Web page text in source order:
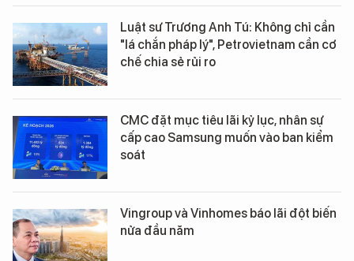
Luật sư Trương Anh Tú: Không chỉ cần
"lá chắn pháp lý", Petrovietnam cần cơ
chế chia sẻ rủi ro
CMC đặt mục tiêu lãi kỷ lục, nhân sự
cấp cao Samsung muốn vào ban kiểm
soát
Vingroup và Vinhomes báo lãi đột biến
nửa đầu năm